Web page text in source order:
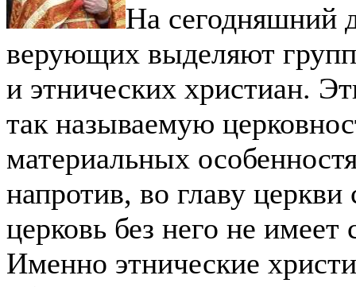
На сегодняшний
верующих выделяют
и этнических христиан.
так называемую
материальных
напротив, во главу
церковь без него не
Именно этнические